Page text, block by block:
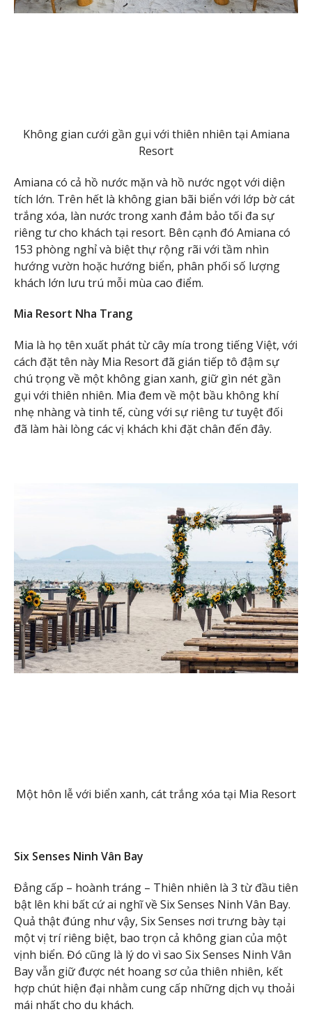
Không gian cưới gần gụi với thiên nhiên tại Amiana
Resort
Amiana có cả hồ nước mặn và hồ nước ngọt với diện
tích lớn. Trên hết là không gian bãi biển với lớp bờ cát
trắng xóa, làn nước trong xanh đảm bảo tối đa sự
riêng tư cho khách tại resort. Bên cạnh đó Amiana có
153 phòng nghỉ và biệt thự rộng rãi với tầm nhìn
hướng vườn hoặc hướng biển, phân phối số lượng
khách lớn lưu trú mỗi mùa cao điểm.
Mia Resort Nha Trang
Mia là họ tên xuất phát từ cây mía trong tiếng Việt, với
cách đặt tên này Mia Resort đã gián tiếp tô đậm sự
chú trọng về một không gian xanh, giữ gìn nét gần
gụi với thiên nhiên. Mia đem về một bầu không khí
nhẹ nhàng và tinh tế, cùng với sự riêng tư tuyệt đối
đã làm hài lòng các vị khách khi đặt chân đến đây.
Một hôn lễ với biển xanh, cát trắng xóa tại Mia Resort
Six Senses Ninh Vân Bay
Đẳng cấp – hoành tráng – Thiên nhiên là 3 từ đầu tiên
bật lên khi bất cứ ai nghĩ về Six Senses Ninh Vân Bay.
Quả thật đúng như vậy, Six Senses nơi trưng bày tại
một vị trí riêng biệt, bao trọn cả không gian của một
vịnh biển. Đó cũng là lý do vì sao Six Senses Ninh Vân
Bay vẫn giữ được nét hoang sơ của thiên nhiên, kết
hợp chút hiện đại nhằm cung cấp những dịch vụ thoải
mái nhất cho du khách.